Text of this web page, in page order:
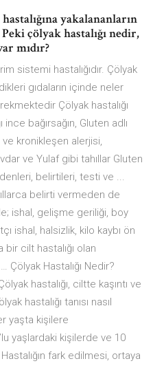
yakalananların
çölyak hastalığı nedir,
mıdır?
sistemi hastalığıdır. Çölyak
gıdaların içinde neler
Çölyak hastalığı
bağırsağın, Gluten adlı
kronikleşen alerjisi,
ve Yulaf gibi tahıllar Gluten
belirtileri, testi ve ...
belirti vermeden de
ishal, gelişme geriliği, boy
ishal, halsizlik, kilo kaybı ön
bir cilt hastalığı olan
Hastalığı Nedir?
hastalığı, ciltte kaşıntı ve
hastalığı tanısı nasıl
yaşta kişilere
yaşlardaki kişilerde ve 10
fark edilmesi, ortaya